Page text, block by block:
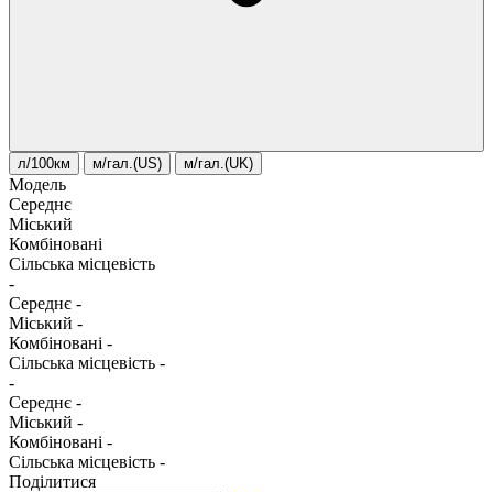
л/100км м/гал.(US) м/гал.(UK)
Модель
Середнє
Міський
Комбіновані
Сільська місцевість
-
Середнє -
Міський -
Комбіновані -
Сільська місцевість -
-
Середнє -
Міський -
Комбіновані -
Сільська місцевість -
Поділитися